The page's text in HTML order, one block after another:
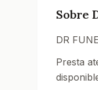
Sobre
DR
Presta